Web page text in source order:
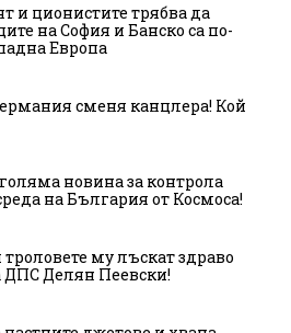
и ционистите трябва да
на София и Банско са по-
Европа
сменя канцлера! Кой
новина за контрола
на България от Космоса!
му лъскат здраво
Делян Пеевски!